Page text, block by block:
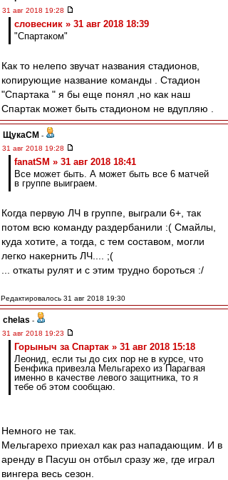
31 авг 2018 19:28
словесник » 31 авг 2018 18:39
"Спартаком"
Как то нелепо звучат названия стадионов,
копирующие название команды . Стадион
"Спартака " я бы еще понял ,но как наш
Спартак может быть стадионом не вдупляю .
ЩукаСМ -
31 авг 2018 19:28
fanatSM » 31 авг 2018 18:41
Все может быть. А может быть все 6 матчей
в группе выиграем.
Когда первую ЛЧ в группе, выграли 6+, так
потом всю команду раздербанили :( Смайлы,
куда хотите, а тогда, с тем составом, могли
легко накернить ЛЧ.... ;(
... откаты рулят и с этим трудно бороться :/
Редактировалось 31 авг 2018 19:30
chelas -
31 авг 2018 19:23
Горыныч за Спартак » 31 авг 2018 15:18
Леонид, если ты до сих пор не в курсе, что
Бенфика привезла Мельгарехо из Парагвая
именно в качестве левого защитника, то я
тебе об этом сообщаю.
Немного не так.
Мельгарехо приехал как раз нападающим. И в
аренду в Пасуш он отбыл сразу же, где играл
вингера весь сезон.